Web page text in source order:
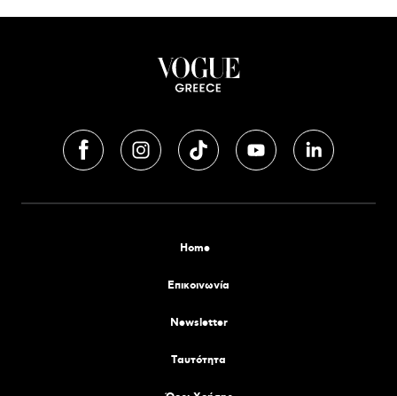
Home
Επικοινωνία
Newsletter
Tαυτότητα